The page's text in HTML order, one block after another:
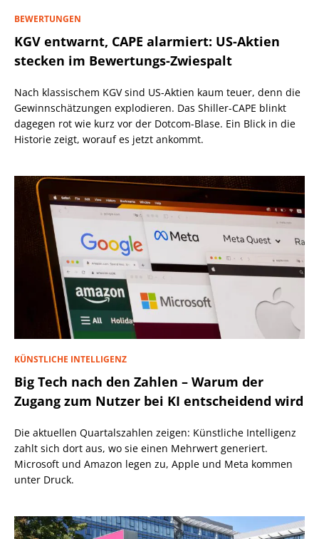
BEWERTUNGEN
KGV entwarnt, CAPE alarmiert: US-Aktien
stecken im Bewertungs-Zwiespalt
Nach klassischem KGV sind US-Aktien kaum teuer, denn die
Gewinnschätzungen explodieren. Das Shiller-CAPE blinkt
dagegen rot wie kurz vor der Dotcom-Blase. Ein Blick in die
Historie zeigt, worauf es jetzt ankommt.
KÜNSTLICHE INTELLIGENZ
Big Tech nach den Zahlen – Warum der
Zugang zum Nutzer bei KI entscheidend wird
Die aktuellen Quartalszahlen zeigen: Künstliche Intelligenz
zahlt sich dort aus, wo sie einen Mehrwert generiert.
Microsoft und Amazon legen zu, Apple und Meta kommen
unter Druck.